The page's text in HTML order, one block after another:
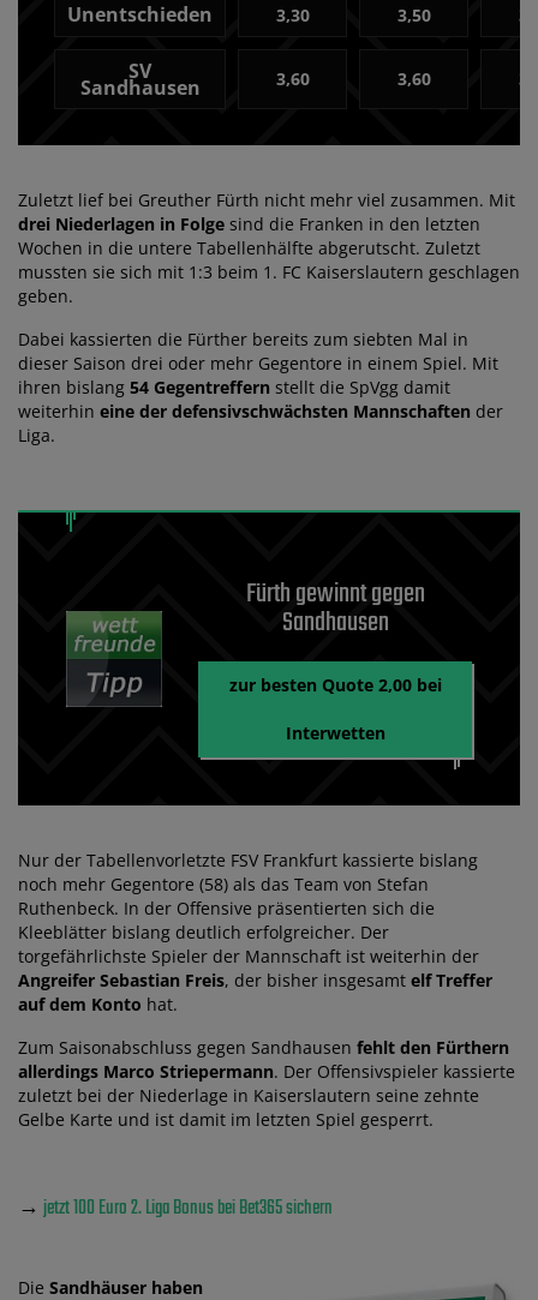
Unentschieden 3,30 3,50
SV
Sandhausen 3,60 3,60
Zuletzt lief bei Greuther Fürth nicht mehr viel zusammen. Mit
drei Niederlagen in Folge sind die Franken in den letzten
Wochen in die untere Tabellenhälfte abgerutscht. Zuletzt
mussten sie sich mit 1:3 beim 1. FC Kaiserslautern geschlagen
geben.
Dabei kassierten die Fürther bereits zum siebten Mal in
dieser Saison drei oder mehr Gegentore in einem Spiel. Mit
ihren bislang 54 Gegentreffern stellt die SpVgg damit
weiterhin eine der defensivschwächsten Mannschaften der
Liga.
Fürth gewinnt gegen
Sandhausen
zur besten Quote 2,00 bei
Interwetten
Nur der Tabellenvorletzte FSV Frankfurt kassierte bislang
noch mehr Gegentore (58) als das Team von Stefan
Ruthenbeck. In der Offensive präsentierten sich die
Kleeblätter bislang deutlich erfolgreicher. Der
torgefährlichste Spieler der Mannschaft ist weiterhin der
Angreifer Sebastian Freis, der bisher insgesamt elf Treffer
auf dem Konto hat.
Zum Saisonabschluss gegen Sandhausen fehlt den Fürthern
allerdings Marco Striepermann. Der Offensivspieler kassierte
zuletzt bei der Niederlage in Kaiserslautern seine zehnte
Gelbe Karte und ist damit im letzten Spiel gesperrt.
→ jetzt 100 Euro 2. Liga Bonus bei Bet365 sichern
Die Sandhäuser haben